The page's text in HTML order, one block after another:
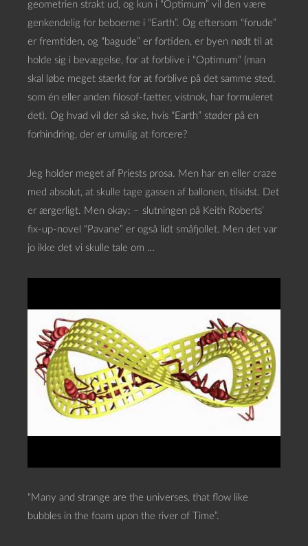
geometrien strakt ud, og kun i “Optimum” vil den være
genkendelig for beboerne i “Earth”. Og eftersom “forude”
er fremtiden, og “bagude” er fortiden, er byen nødt til at
holde sig i bevægelse, for at forblive i “Optimum” (man
skal løbe meget stærkt for at forblive på det samme sted,
som én eller anden filosof-fætter, vistnok, har formuleret
det). Og hvad vil der så ske, hvis “Earth” støder på en
forhindring, der er umulig at forcere?
Jeg holder meget af Priests prosa. Men har en eller craze
med absolut, at skulle tage gassen af ballonen, tilsidst. Det
er ærgerligt. Men okay: – slutningen på Keith Roberts’
fix-up-novel “Pavane” er også lidt småfjollet. Men det var
jo ikke det vi skulle tale om …
“Many and strange are the universes, that flow like
bubbles in the foam upon the river of Time”.